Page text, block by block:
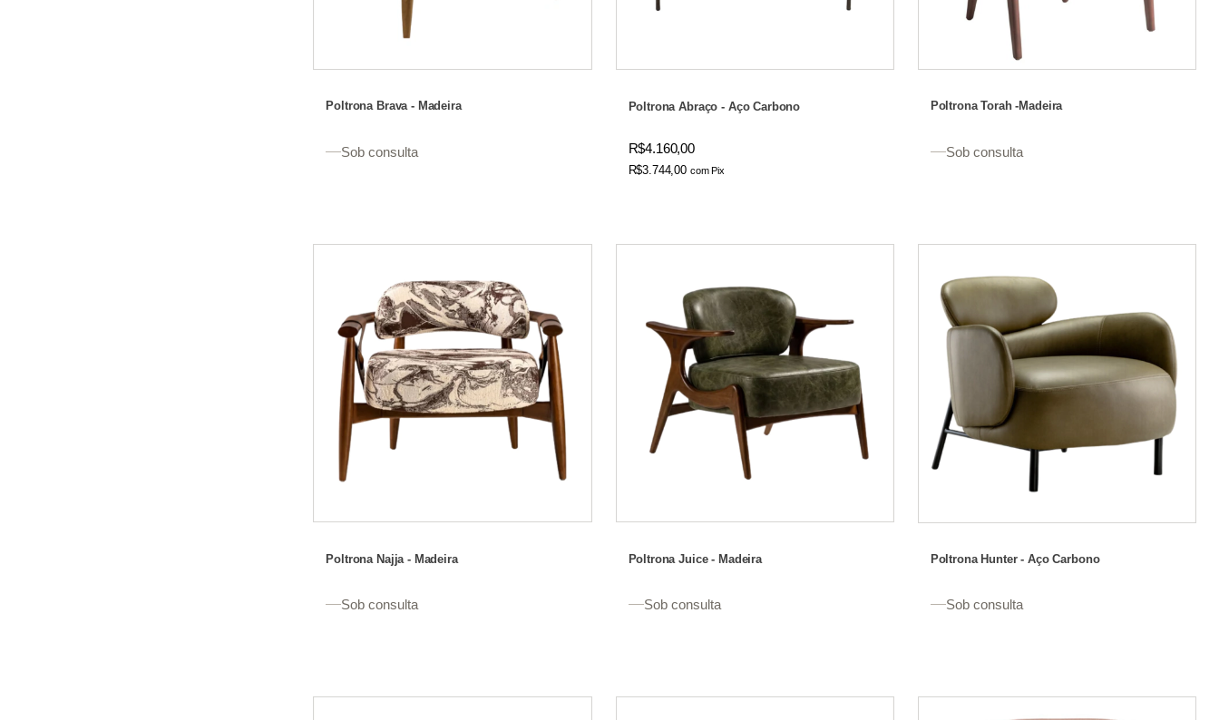
Poltrona Brava - Madeira
Sob consulta
Poltrona Abraço - Aço Carbono
R$4.160,00
R$3.744,00 com Pix
Poltrona Torah -Madeira
Sob consulta
Poltrona Najja - Madeira
Sob consulta
Poltrona Juice - Madeira
Sob consulta
Poltrona Hunter - Aço Carbono
Sob consulta